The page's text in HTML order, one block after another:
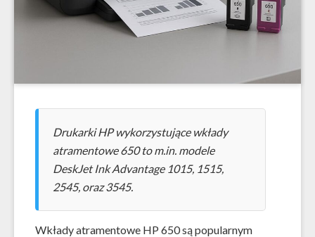
Drukarki HP wykorzystujące wkłady
atramentowe 650 to m.in. modele
DeskJet Ink Advantage 1015, 1515,
2545, oraz 3545.
Wkłady atramentowe HP 650 są popularnym